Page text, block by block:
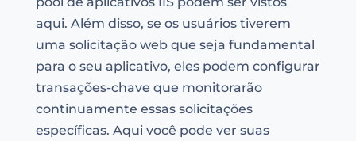
aqui. Além disso, se os usuários tiverem
uma solicitação web que seja fundamental
para o seu aplicativo, eles podem configurar
transações-chave que monitorarão
continuamente essas solicitações
específicas. Aqui você pode ver suas